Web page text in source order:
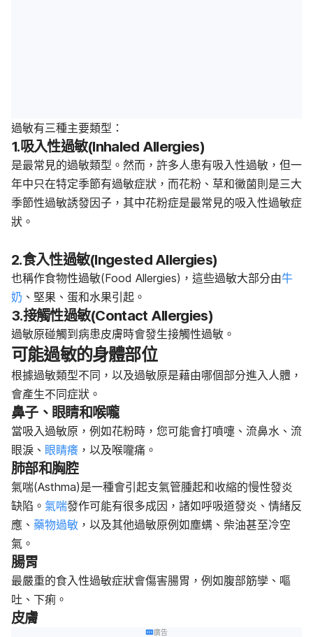
過敏有三種主要類型：
1.吸入性過敏(Inhaled Allergies)
是最常見的過敏類型。然而，許多人患有吸入性過敏，但一
年中只在特定季節有過敏症狀，而花粉、草和黴菌則是三大
季節性過敏誘發因子，其中花粉症是最常見的吸入性過敏症
狀。
2.食入性過敏(Ingested Allergies)
也稱作食物性過敏(Food Allergies)，這些過敏大部分由牛
奶 、堅果、蛋和水果引起。
3.接觸性過敏(Contact Allergies)
過敏原碰觸到病患皮膚時會發生接觸性過敏。
可能過敏的身體部位
根據過敏類型不同，以及過敏原是藉由哪個部分進入人體，
會產生不同症狀。
鼻子、眼睛和喉嚨
當吸入過敏原，例如花粉時，您可能會打噴嚏、流鼻水、流
眼淚、 眼睛癢 ，以及喉嚨痛。
肺部和胸腔
氣喘(Asthma)是一種會引起支氣管腫起和收縮的慢性發炎
缺陷。 氣喘發作可能有很多成因，諸如呼吸道發炎、情緒反
應、 藥物過敏 ，以及其他過敏原例如塵螨、柴油甚至冷空
氣。
腸胃
最嚴重的食入性過敏症狀會傷害腸胃，例如腹部筋孿、嘔
吐、下痢。
皮膚
廣告